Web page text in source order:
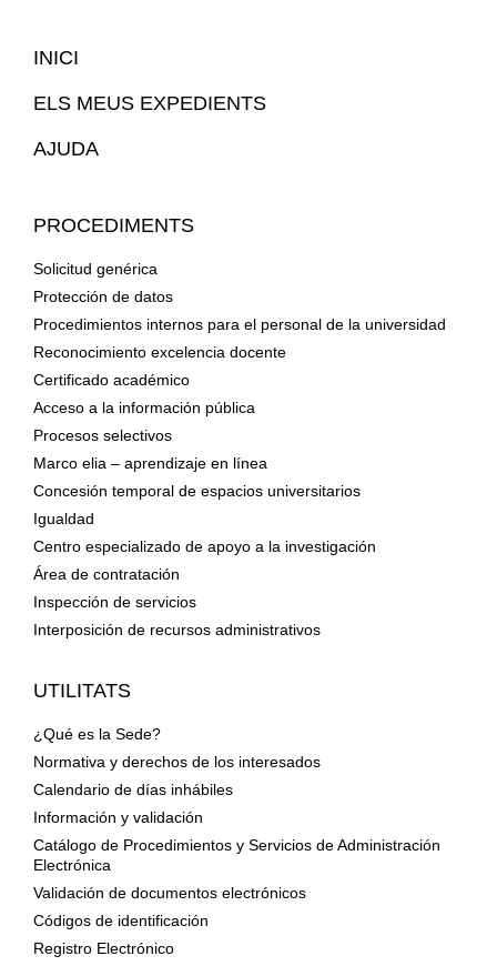
Mapa
Web
INICI
ELS MEUS EXPEDIENTS
AJUDA
PROCEDIMENTS
Solicitud genérica
Protección de datos
Procedimientos internos para el personal de la universidad
Reconocimiento excelencia docente
Certificado académico
Acceso a la información pública
Procesos selectivos
Marco elia – aprendizaje en línea
Concesión temporal de espacios universitarios
Igualdad
Centro especializado de apoyo a la investigación
Área de contratación
Inspección de servicios
Interposición de recursos administrativos
UTILITATS
¿Qué es la Sede?
Normativa y derechos de los interesados
Calendario de días inhábiles
Información y validación
Catálogo de Procedimientos y Servicios de Administración
Electrónica
Validación de documentos electrónicos
Códigos de identificación
Registro Electrónico